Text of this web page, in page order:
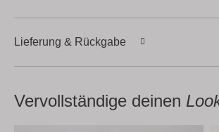
Lieferung & Rückgabe
Vervollständige deinen